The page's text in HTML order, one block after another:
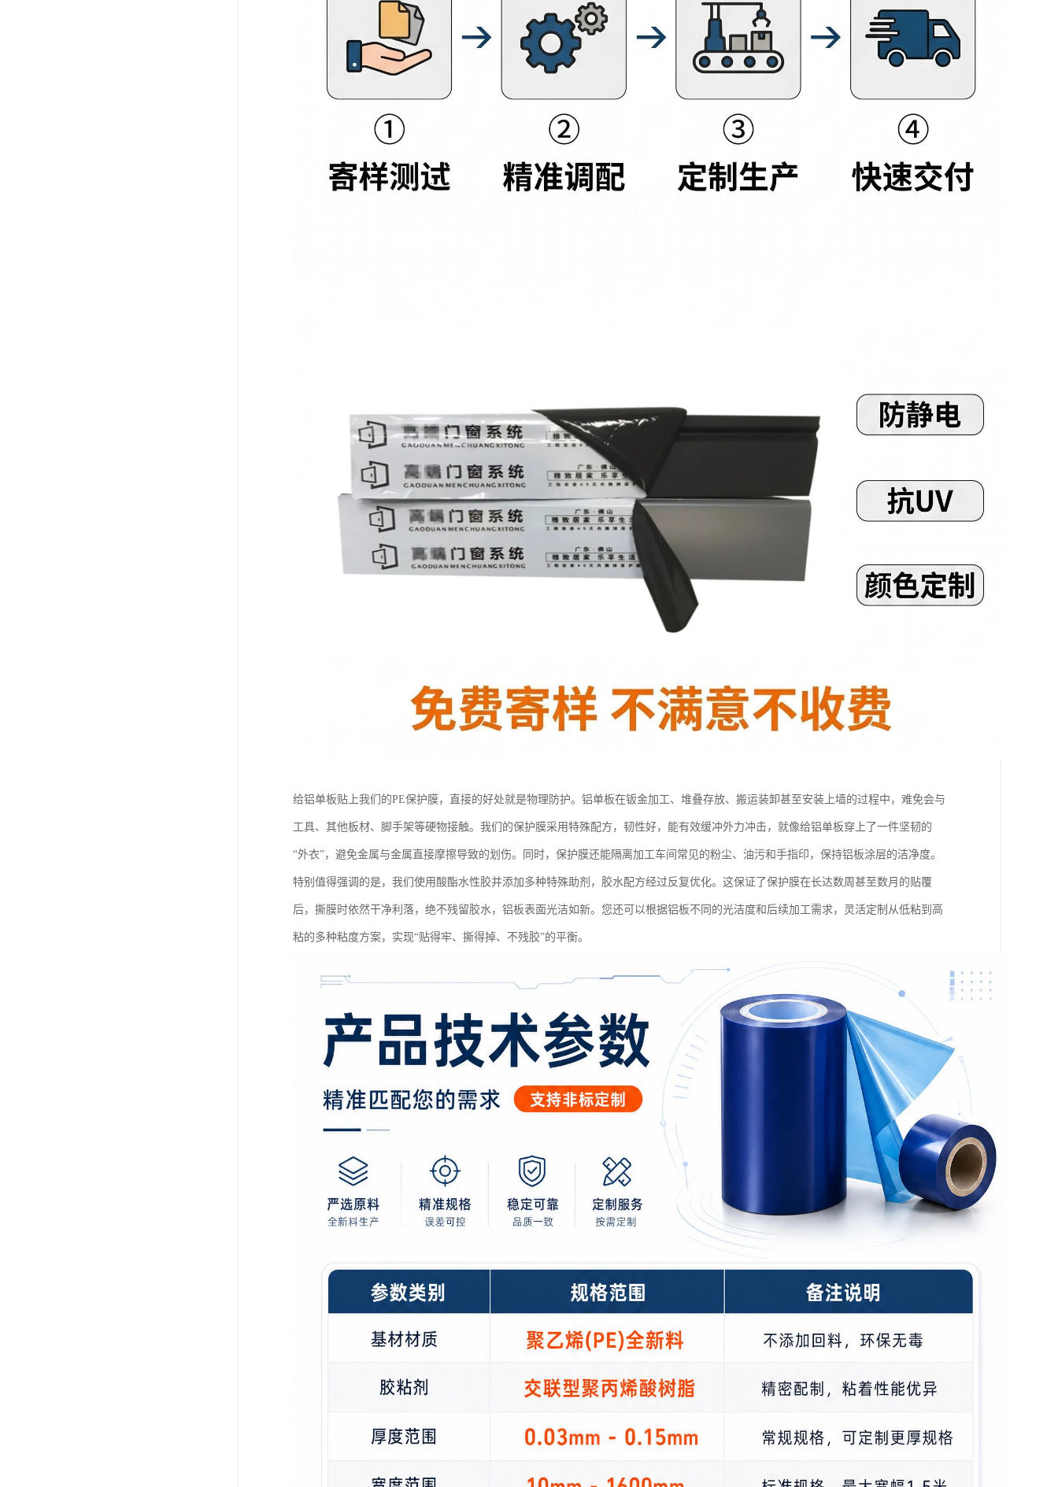
给铝单板贴上我们的PE保护膜，直接的好处就是物理防护。铝单板在钣金加工、堆叠存放、搬运装卸甚至安装上墙的过程中，难免会与
工具、其他板材、脚手架等硬物接触。我们的保护膜采用特殊配方，韧性好，能有效缓冲外力冲击，就像给铝单板穿上了一件坚韧的
“外衣”，避免金属与金属直接摩擦导致的划伤。同时，保护膜还能隔离加工车间常见的粉尘、油污和手指印，保持铝板涂层的洁净度。
特别值得强调的是，我们使用酸酯水性胶并添加多种特殊助剂，胶水配方经过反复优化。这保证了保护膜在长达数周甚至数月的贴覆
后，撕膜时依然干净利落，绝不残留胶水，铝板表面光洁如新。您还可以根据铝板不同的光洁度和后续加工需求，灵活定制从低粘到高
粘的多种粘度方案，实现“贴得牢、撕得掉、不残胶”的平衡。